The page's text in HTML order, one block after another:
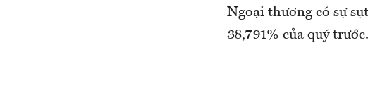
Ngoại thương có sự
38,791% của quý trước.